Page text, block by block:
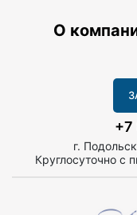
О
+7
г.
Круглосуточно с